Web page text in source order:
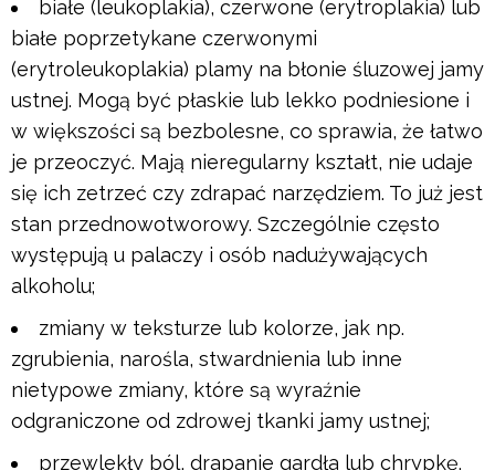
białe (leukoplakia), czerwone (erytroplakia) lub
białe poprzetykane czerwonymi
(erytroleukoplakia) plamy na błonie śluzowej jamy
ustnej. Mogą być płaskie lub lekko podniesione i
w większości są bezbolesne, co sprawia, że łatwo
je przeoczyć. Mają nieregularny kształt, nie udaje
się ich zetrzeć czy zdrapać narzędziem. To już jest
stan przednowotworowy. Szczególnie często
występują u palaczy i osób nadużywających
alkoholu;
zmiany w teksturze lub kolorze, jak np.
zgrubienia, narośla, stwardnienia lub inne
nietypowe zmiany, które są wyraźnie
odgraniczone od zdrowej tkanki jamy ustnej;
przewlekły ból, drapanie gardła lub chrypkę.